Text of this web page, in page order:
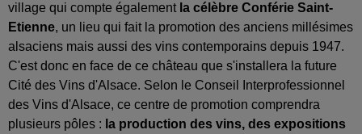
village qui compte également la célèbre Conférie Saint-
Etienne, un lieu qui fait la promotion des anciens millésimes
alsaciens mais aussi des vins contemporains depuis 1947.
C'est donc en face de ce château que s'installera la future
Cité des Vins d'Alsace. Selon le Conseil Interprofessionnel
des Vins d'Alsace, ce centre de promotion comprendra
plusieurs pôles : la production des vins, des expositions